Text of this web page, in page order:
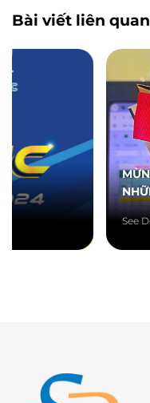
Bài viết liên quan
MỪNG NGÀY PHỤ
NHỮNG BÓNG